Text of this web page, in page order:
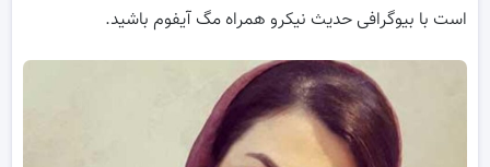
است با بیوگرافی حدیث نیکرو همراه مگ آیفوم باشید.